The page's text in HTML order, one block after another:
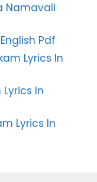
Namavali
Pdf
Lyrics In
In
Lyrics In